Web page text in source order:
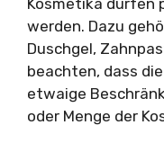
werden. Dazu
Duschgel,
beachten, dass
etwaige
oder Menge der